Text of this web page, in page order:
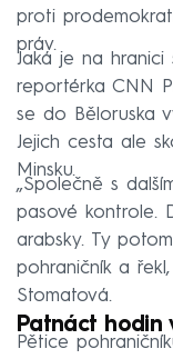
proti
práv.
Jaká je na hranici
reportérka CNN
se do Běloruska
Jejich cesta ale
Minsku.
„Společně s
pasové kontrole.
arabsky. Ty
pohraničník a
Stomatová.
Patnáct hodin
Pětice